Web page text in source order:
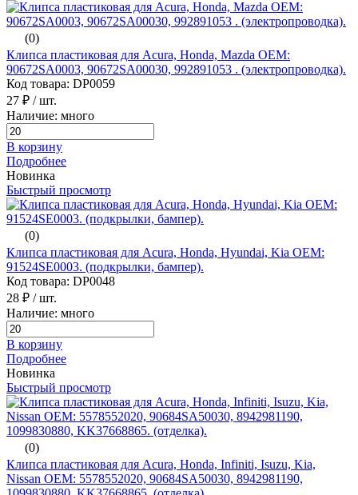
(0)
Клипса пластиковая для Acura, Honda, Mazda ОЕМ:
90672SA0003, 90672SA00030, 992891053 . (электропроводка).
Код товара: DP0059
27 ₽ / шт.
Наличие: много
В корзину
Подробнее
Новинка
Быстрый просмотр
(0)
Клипса пластиковая для Acura, Honda, Hyundai, Kia ОЕМ:
91524SE0003. (подкрылки, бампер).
Код товара: DP0048
28 ₽ / шт.
Наличие: много
В корзину
Подробнее
Новинка
Быстрый просмотр
(0)
Клипса пластиковая для Acura, Honda, Infiniti, Isuzu, Kia,
Nissan ОЕМ: 5578552020, 90684SA50030, 8942981190,